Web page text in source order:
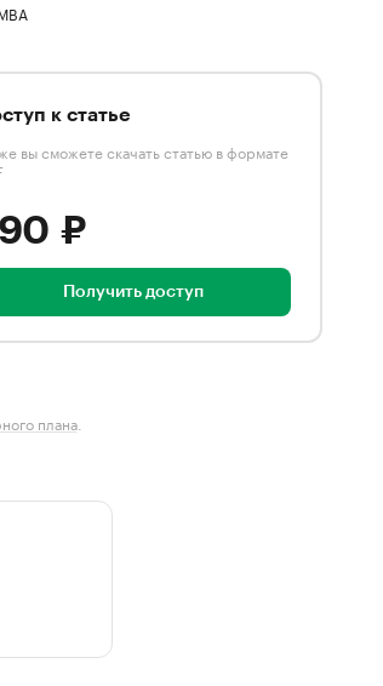
к статье
вы сможете скачать статью в формате
₽
Получить доступ
плана.